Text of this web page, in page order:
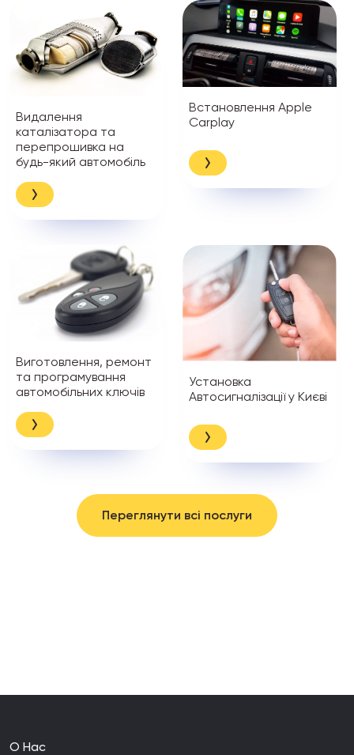
Видалення
каталізатора та
перепрошивка на
будь-який автомобіль
Встановлення Apple
Carplay
Виготовлення, ремонт
та програмування
автомобільних ключів
Установка
Автосигналізації у Києві
Переглянути всі послуги
О Нас